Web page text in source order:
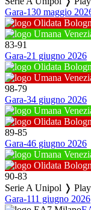
Gara-130 maggio
83-91
Gara-21 giugno 2026
98-79
Gara-34 giugno 2026
89-85
Gara-46 giugno 2026
90-83
Serie A Unipol ❭
Gara-111 giugno 2026